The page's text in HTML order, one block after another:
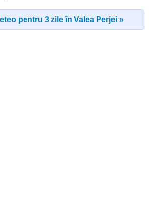
pentru 3 zile în Valea Perjei »